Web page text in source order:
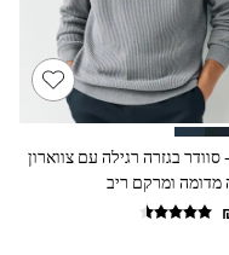
סוודר בגזרה רגילה עם צווארון
מדומה ומרקם ריב